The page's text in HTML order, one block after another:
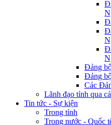
Đảng
Đảng
Các
Lãnh đạo tỉnh qua
Tin tức - Sự kiện
Trong tỉnh
Trong nước - Quốc